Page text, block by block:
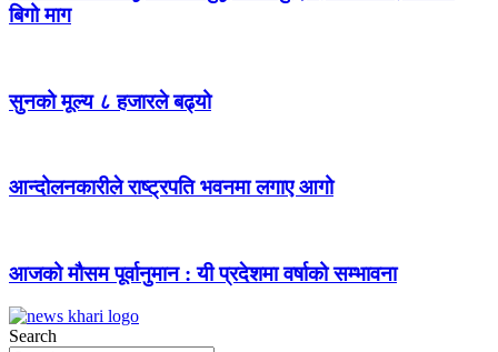
बिगो माग
सुनको मूल्य ८ हजारले बढ्यो
आन्दोलनकारीले राष्ट्रपति भवनमा लगाए आगो
आजको मौसम पूर्वानुमान : यी प्रदेशमा वर्षाको सम्भावना
Search